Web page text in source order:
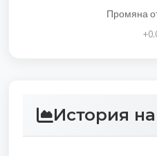
Промяна
История